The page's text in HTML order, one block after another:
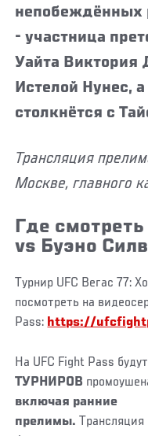
непобеждённых
- участница
Уайта Виктория
Истелой Нунес,
столкнётся с
Трансляция
Москве, главного
Где смотреть
vs Буэно
Турнир UFC Вегас 77:
посмотреть на
Pass: https://
На UFC Fight Pass
ТУРНИРОВ
включая ранние
прелимы.